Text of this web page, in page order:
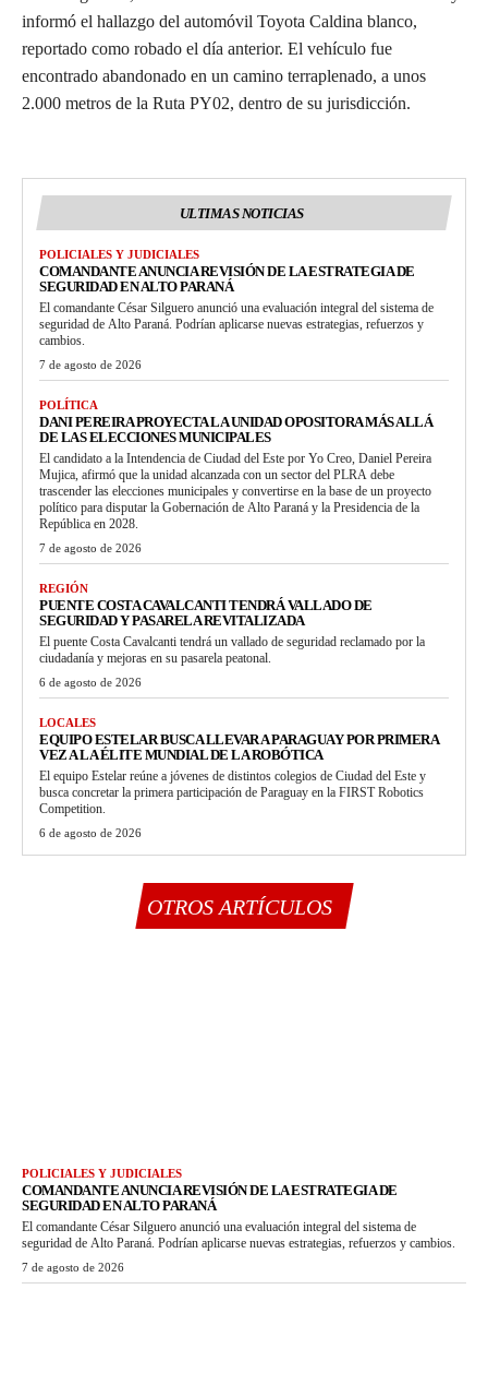
informó el hallazgo del automóvil Toyota Caldina blanco,
reportado como robado el día anterior. El vehículo fue
encontrado abandonado en un camino terraplenado, a unos
2.000 metros de la Ruta PY02, dentro de su jurisdicción.
ULTIMAS NOTICIAS
POLICIALES Y JUDICIALES
COMANDANTE ANUNCIA REVISIÓN DE LA ESTRATEGIA DE
SEGURIDAD EN ALTO PARANÁ
El comandante César Silguero anunció una evaluación integral del sistema de
seguridad de Alto Paraná. Podrían aplicarse nuevas estrategias, refuerzos y
cambios.
7 de agosto de 2026
POLÍTICA
DANI PEREIRA PROYECTA LA UNIDAD OPOSITORA MÁS ALLÁ
DE LAS ELECCIONES MUNICIPALES
El candidato a la Intendencia de Ciudad del Este por Yo Creo, Daniel Pereira
Mujica, afirmó que la unidad alcanzada con un sector del PLRA debe
trascender las elecciones municipales y convertirse en la base de un proyecto
político para disputar la Gobernación de Alto Paraná y la Presidencia de la
República en 2028.
7 de agosto de 2026
REGIÓN
PUENTE COSTA CAVALCANTI TENDRÁ VALLADO DE
SEGURIDAD Y PASARELA REVITALIZADA
El puente Costa Cavalcanti tendrá un vallado de seguridad reclamado por la
ciudadanía y mejoras en su pasarela peatonal.
6 de agosto de 2026
LOCALES
EQUIPO ESTELAR BUSCA LLEVAR A PARAGUAY POR PRIMERA
VEZ A LA ÉLITE MUNDIAL DE LA ROBÓTICA
El equipo Estelar reúne a jóvenes de distintos colegios de Ciudad del Este y
busca concretar la primera participación de Paraguay en la FIRST Robotics
Competition.
6 de agosto de 2026
OTROS ARTÍCULOS
POLICIALES Y JUDICIALES
COMANDANTE ANUNCIA REVISIÓN DE LA ESTRATEGIA DE
SEGURIDAD EN ALTO PARANÁ
El comandante César Silguero anunció una evaluación integral del sistema de
seguridad de Alto Paraná. Podrían aplicarse nuevas estrategias, refuerzos y cambios.
7 de agosto de 2026